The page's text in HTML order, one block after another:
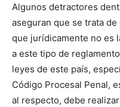
Algunos detractores
aseguran que se trata
que jurídicamente no es
a este tipo de
leyes de este país,
Código Procesal Penal,
al respecto, debe